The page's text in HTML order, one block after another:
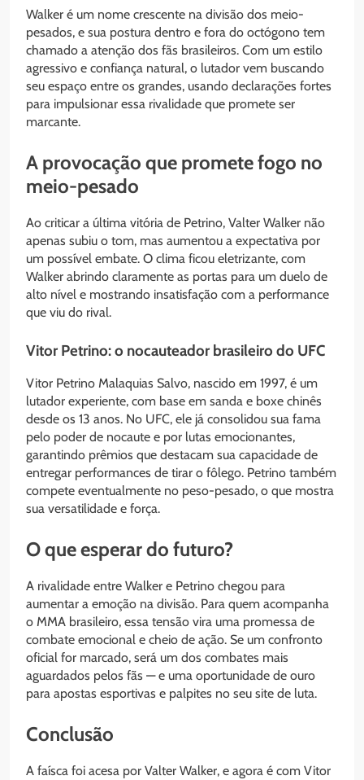
Walker é um nome crescente na divisão dos meio-
pesados, e sua postura dentro e fora do octógono tem
chamado a atenção dos fãs brasileiros. Com um estilo
agressivo e confiança natural, o lutador vem buscando
seu espaço entre os grandes, usando declarações fortes
para impulsionar essa rivalidade que promete ser
marcante.
A provocação que promete fogo no
meio-pesado
Ao criticar a última vitória de Petrino, Valter Walker não
apenas subiu o tom, mas aumentou a expectativa por
um possível embate. O clima ficou eletrizante, com
Walker abrindo claramente as portas para um duelo de
alto nível e mostrando insatisfação com a performance
que viu do rival.
Vitor Petrino: o nocauteador brasileiro do UFC
Vitor Petrino Malaquias Salvo, nascido em 1997, é um
lutador experiente, com base em sanda e boxe chinês
desde os 13 anos. No UFC, ele já consolidou sua fama
pelo poder de nocaute e por lutas emocionantes,
garantindo prêmios que destacam sua capacidade de
entregar performances de tirar o fôlego. Petrino também
compete eventualmente no peso-pesado, o que mostra
sua versatilidade e força.
O que esperar do futuro?
A rivalidade entre Walker e Petrino chegou para
aumentar a emoção na divisão. Para quem acompanha
o MMA brasileiro, essa tensão vira uma promessa de
combate emocional e cheio de ação. Se um confronto
oficial for marcado, será um dos combates mais
aguardados pelos fãs — e uma oportunidade de ouro
para apostas esportivas e palpites no seu site de luta.
Conclusão
A faísca foi acesa por Valter Walker, e agora é com Vitor